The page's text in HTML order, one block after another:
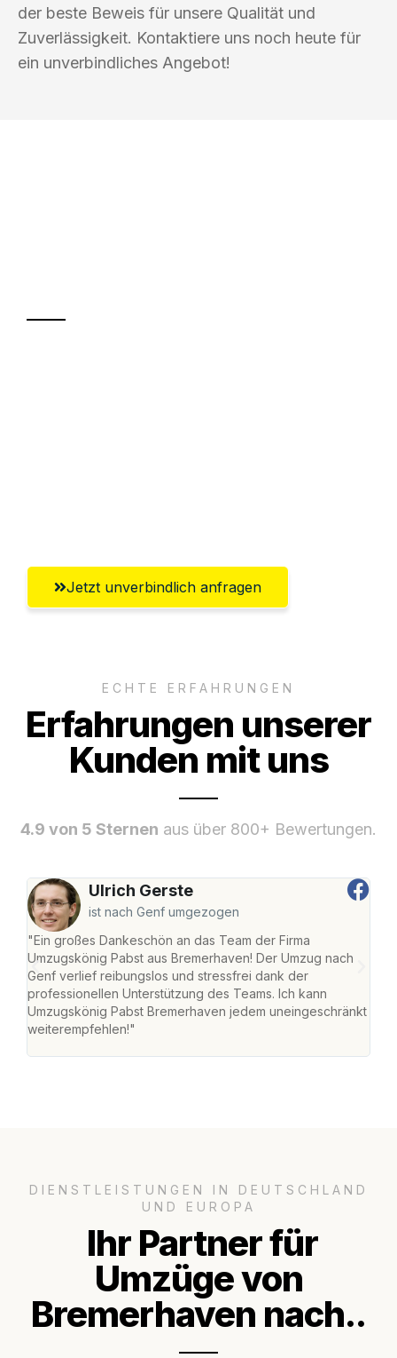
der beste Beweis für unsere Qualität und
Zuverlässigkeit. Kontaktiere uns noch heute für
ein unverbindliches Angebot!
Jetzt unverbindlich anfragen
ECHTE ERFAHRUNGEN
Erfahrungen unserer
Kunden mit uns
4.9 von 5 Sternen aus über 800+ Bewertungen.
Ulrich Gerste
ist nach Genf umgezogen
"Ein großes Dankeschön an das Team der Firma
Umzugskönig Pabst aus Bremerhaven! Der Umzug nach
Genf verlief reibungslos und stressfrei dank der
professionellen Unterstützung des Teams. Ich kann
Umzugskönig Pabst Bremerhaven jedem uneingeschränkt
weiterempfehlen!"
DIENSTLEISTUNGEN IN DEUTSCHLAND
UND EUROPA
Ihr Partner für
Umzüge von
Bremerhaven nach..